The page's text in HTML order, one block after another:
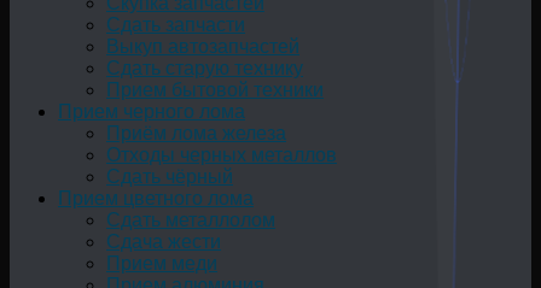
Сдать запчасти
Выкуп автозапчастей
Сдать старую технику
Прием бытовой техники
Прием черного лома
Приём лома железа
Отходы черных металлов
Сдать чёрный
Прием цветного лома
Сдать металлолом
Сдача жести
Прием меди